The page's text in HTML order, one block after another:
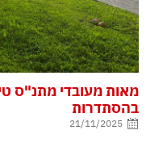
מאות מעובדי מתנ"ס
בהסתדרות
21/11/2025